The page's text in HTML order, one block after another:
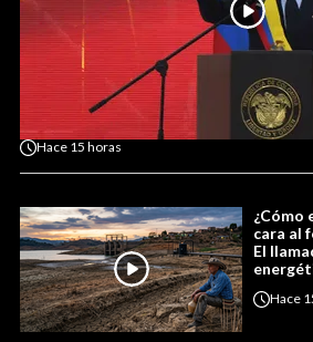
Hace 15 horas
¿Cómo
cara al
El
Hace